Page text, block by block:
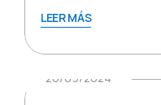
LEER MÁS
26/09/2024